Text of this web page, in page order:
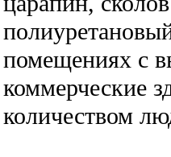
помещениях с
коммерческие
количеством